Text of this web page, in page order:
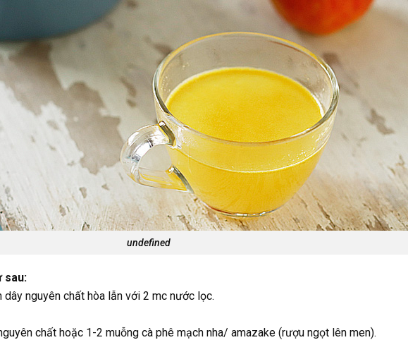
undefined
sau:
nguyên chất hòa lẫn với 2 mc nước lọc.
chất hoặc 1-2 muỗng cà phê mạch nha/ amazake (rượu ngọt lên men).